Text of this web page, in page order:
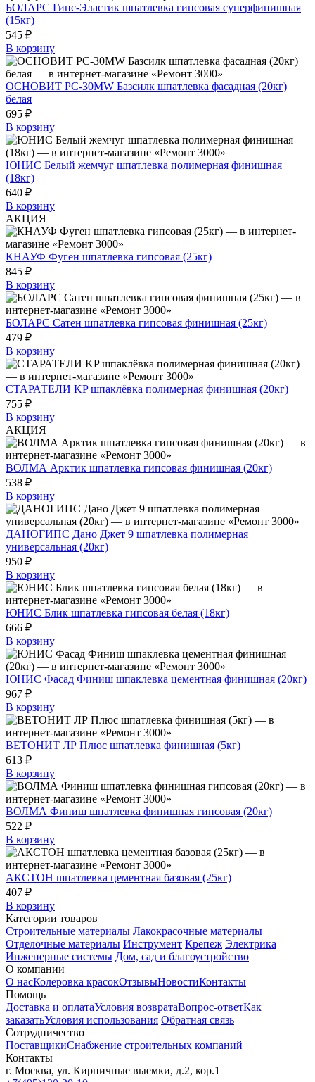
БОЛАРС Гипс-Эластик шпатлевка гипсовая суперфинишная
(15кг)
545 ₽
В корзину
ОСНОВИТ PC-30MW Базсилк шпатлевка фасадная (20кг)
белая
695 ₽
В корзину
ЮНИС Белый жемчуг шпатлевка полимерная финишная
(18кг)
640 ₽
В корзину
АКЦИЯ
КНАУФ Фуген шпатлевка гипсовая (25кг)
845 ₽
В корзину
БОЛАРС Сатен шпатлевка гипсовая финишная (25кг)
479 ₽
В корзину
СТАРАТЕЛИ KP шпаклёвка полимерная финишная (20кг)
755 ₽
В корзину
АКЦИЯ
ВОЛМА Арктик шпатлевка гипсовая финишная (20кг)
538 ₽
В корзину
ДАНОГИПС Дано Джет 9 шпатлевка полимерная
универсальная (20кг)
950 ₽
В корзину
ЮНИС Блик шпатлевка гипсовая белая (18кг)
666 ₽
В корзину
ЮНИС Фасад Финиш шпаклевка цементная финишная (20кг)
967 ₽
В корзину
ВЕТОНИТ ЛР Плюс шпатлевка финишная (5кг)
613 ₽
В корзину
ВОЛМА Финиш шпатлевка финишная гипсовая (20кг)
522 ₽
В корзину
АКСТОН шпатлевка цементная базовая (25кг)
407 ₽
В корзину
Категории товаров
Строительные материалы Лакокрасочные материалы
Отделочные материалы Инструмент Крепеж Электрика
Инженерные системы Дом, сад и благоустройство
О компании
О насКолеровка красокОтзывыНовостиКонтакты
Помощь
Доставка и оплатаУсловия возвратаВопрос-ответКак
заказатьУсловия использования Обратная связь
Сотрудничество
ПоставщикиСнабжение строительных компаний
Контакты
г. Москва, ул. Кирпичные выемки, д.2, кор.1